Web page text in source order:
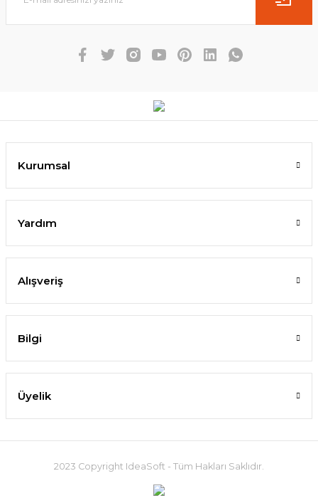
Kurumsal
Yardım
Alışveriş
Bilgi
Üyelik
2023 Copyright IdeaSoft - Tüm Hakları Saklıdır.